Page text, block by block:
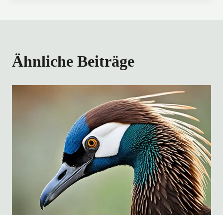
Ähnliche Beiträge